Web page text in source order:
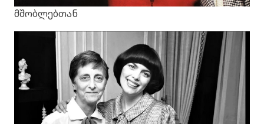
მშობლებთან